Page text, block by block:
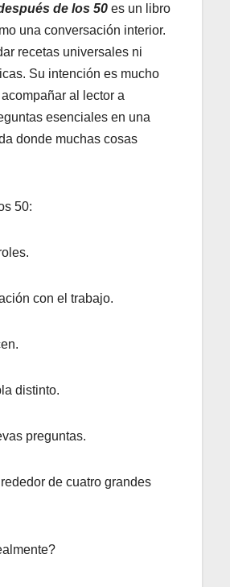
de los 50 es un libro
una conversación interior.
recetas universales ni
Su intención es mucho
al lector a
esenciales en una
donde muchas cosas
50:
con el trabajo.
distinto.
preguntas.
de cuatro grandes